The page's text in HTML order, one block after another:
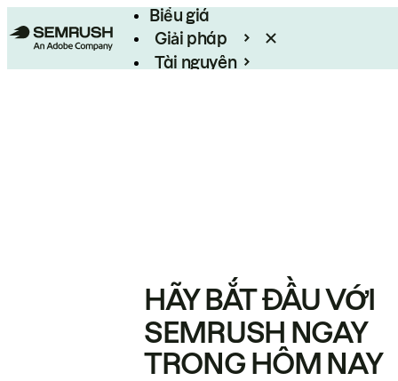
Biểu giá
Giải pháp
Tài nguyên
HÃY BẮT ĐẦU VỚI
SEMRUSH NGAY
TRONG HÔM NAY